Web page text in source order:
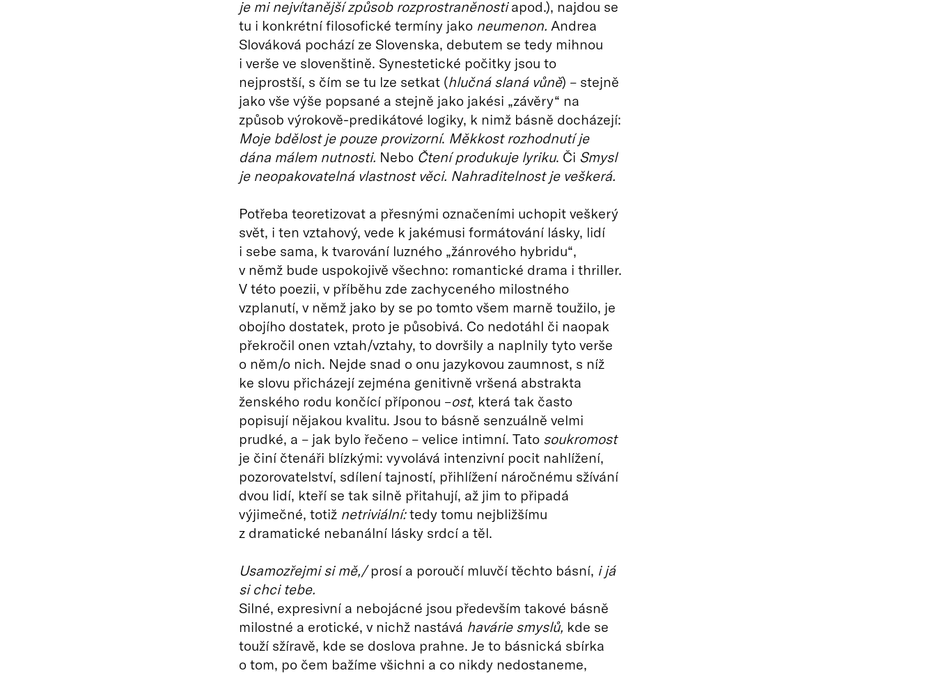
je mi nejvítanější způsob rozprostraněnostiapod.), najdou se
tu i konkrétní filosofické termíny jako neumenon. Andrea
Slováková pochází ze Slovenska, debutem se tedy mihnou
i verše ve slovenštině. Synestetické počitky jsou to
nejprostší, s čím se tu lze setkat (hlučná slaná vůně) – stejně
jako vše výše popsané a stejně jako jakési „závěry“ na
způsob výrokově-predikátové logiky, k nimž básně docházejí:
Moje bdělost je pouze provizorní. Měkkost rozhodnutí je
dána málem nutnosti. Nebo Čtení produkuje lyriku. Či Smysl
je neopakovatelná vlastnost věci. Nahraditelnost je veškerá.
Potřeba teoretizovat a přesnými označeními uchopit veškerý
svět, i ten vztahový, vede k jakémusi formátování lásky, lidí
i sebe sama, k tvarování luzného „žánrového hybridu“,
v němž bude uspokojivě všechno: romantické drama i thriller.
V této poezii, v příběhu zde zachyceného milostného
vzplanutí, v němž jako by se po tomto všem marně toužilo, je
obojího dostatek, proto je působivá. Co nedotáhl či naopak
překročil onen vztah/vztahy, to dovršily a naplnily tyto verše
o něm/o nich. Nejde snad o onu jazykovou zaumnost, s níž
ke slovu přicházejí zejména genitivně vršená abstrakta
ženského rodu končící příponou –ost, která tak často
popisují nějakou kvalitu. Jsou to básně senzuálně velmi
prudké, a – jak bylo řečeno – velice intimní. Tato soukromost
je činí čtenáři blízkými: vyvolává intenzivní pocit nahlížení,
pozorovatelství, sdílení tajností, přihlížení náročnému sžívání
dvou lidí, kteří se tak silně přitahují, až jim to připadá
výjimečné, totiž netriviální:tedy tomu nejbližšímu
z dramatické nebanální lásky srdcí a těl.
Usamozřejmi si mě,/prosí a poroučí mluvčí těchto básní, i já
si chci tebe.
Silné, expresivní a nebojácné jsou především takové básně
milostné a erotické, v nichž nastává havárie smyslů, kde se
touží sžíravě, kde se doslova prahne. Je to básnická sbírka
o tom, po čem bažíme všichni a co nikdy nedostaneme,